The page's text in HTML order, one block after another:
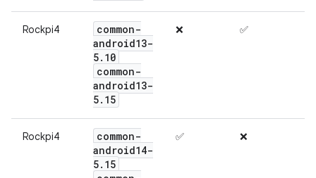
Rockpi4
common-
android13-
5. 10
common-
android13-
5. 15
❌ ✅
Rockpi4
common-
android14-
5. 15
✅ ❌